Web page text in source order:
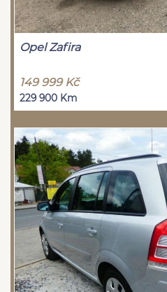
Opel Zafira
149 999 Kč
229 900 Km